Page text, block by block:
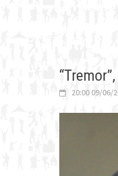
20:00 09/06/